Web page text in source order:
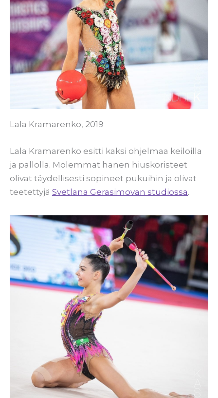
Lala Kramarenko, 2019
Lala Kramarenko esitti kaksi ohjelmaa keiloilla
ja pallolla. Molemmat hänen hiuskoristeet
olivat täydellisesti sopineet pukuihin ja olivat
teetettyjä Svetlana Gerasimovan studiossa.